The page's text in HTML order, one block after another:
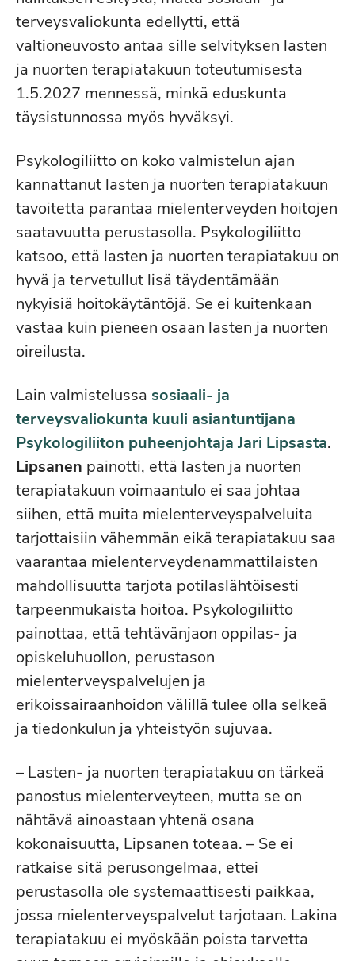
terveysvaliokunta edellytti, että
valtioneuvosto antaa sille selvityksen lasten
ja nuorten terapiatakuun toteutumisesta
1.5.2027 mennessä, minkä eduskunta
täysistunnossa myös hyväksyi.
Psykologiliitto on koko valmistelun ajan
kannattanut lasten ja nuorten terapiatakuun
tavoitetta parantaa mielenterveyden hoitojen
saatavuutta perustasolla. Psykologiliitto
katsoo, että lasten ja nuorten terapiatakuu on
hyvä ja tervetullut lisä täydentämään
nykyisiä hoitokäytäntöjä. Se ei kuitenkaan
vastaa kuin pieneen osaan lasten ja nuorten
oireilusta.
Lain valmistelussa sosiaali- ja
terveysvaliokunta kuuli asiantuntijana
Psykologiliiton puheenjohtaja Jari Lipsasta.
Lipsanen painotti, että lasten ja nuorten
terapiatakuun voimaantulo ei saa johtaa
siihen, että muita mielenterveyspalveluita
tarjottaisiin vähemmän eikä terapiatakuu saa
vaarantaa mielenterveydenammattilaisten
mahdollisuutta tarjota potilaslähtöisesti
tarpeenmukaista hoitoa. Psykologiliitto
painottaa, että tehtävänjaon oppilas- ja
opiskeluhuollon, perustason
mielenterveyspalvelujen ja
erikoissairaanhoidon välillä tulee olla selkeä
ja tiedonkulun ja yhteistyön sujuvaa.
– Lasten- ja nuorten terapiatakuu on tärkeä
panostus mielenterveyteen, mutta se on
nähtävä ainoastaan yhtenä osana
kokonaisuutta, Lipsanen toteaa. – Se ei
ratkaise sitä perusongelmaa, ettei
perustasolla ole systemaattisesti paikkaa,
jossa mielenterveyspalvelut tarjotaan. Lakina
terapiatakuu ei myöskään poista tarvetta